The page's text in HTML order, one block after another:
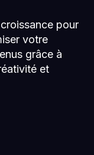
pour
votre
grâce à
et